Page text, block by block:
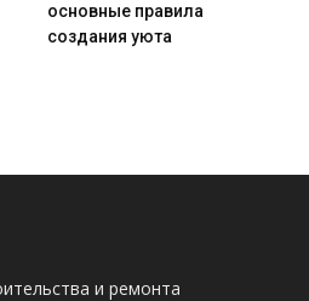
основные правила
создания уюта
и ремонта